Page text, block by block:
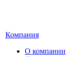
Компания
О компании